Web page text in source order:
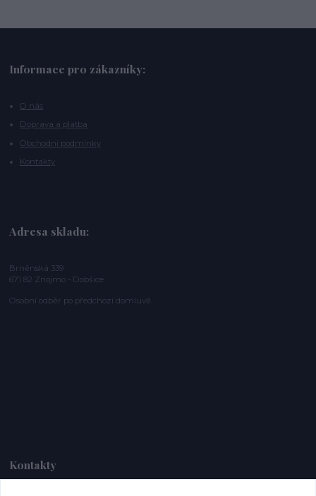
Informace pro zákazníky:
O nás
Doprava a platba
Obchodní podmínky
Kontakty
Adresa skladu:
Brněnská 339
671 82 Znojmo - Dobšice
Osobní odběr po předchozí domluvě.
Kontakty